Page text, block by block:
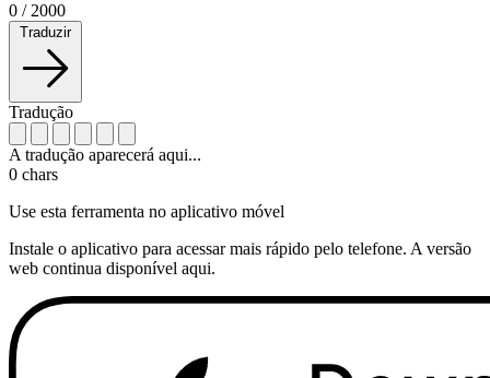
0 / 2000
Traduzir
Tradução
A tradução aparecerá aqui...
0 chars
Use esta ferramenta no aplicativo móvel
Instale o aplicativo para acessar mais rápido pelo telefone. A versão
web continua disponível aqui.